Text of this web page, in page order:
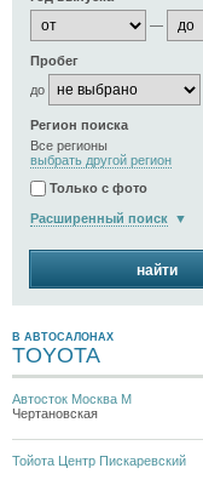
—
Пробег
до
Регион поиска
Все регионы
выбрать другой регион
Только с фото
Расширенный поиск
найти
В АВТОСАЛОНАХ
TOYOTA
Автосток Москва М
Чертановская
Тойота Центр Пискаревский